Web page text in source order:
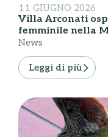
11 GIUGNO 2026
Villa Arconati
femminile nella
News
Leggi di più